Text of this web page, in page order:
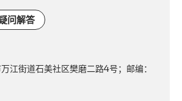
问解答
江街道石美社区樊磨二路4号；邮编：